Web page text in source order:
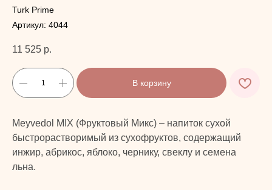
Turk Prime
Артикул: 4044
11 525 р.
В корзину
Meyvedol MIX (Фруктовый Микс) – напиток сухой
быстрорастворимый из сухофруктов, содержащий
инжир, абрикос, яблоко, чернику, свеклу и семена
льна.